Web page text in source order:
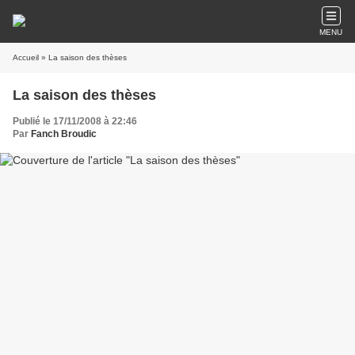
MENU
Accueil » La saison des thèses
La saison des thèses
Publié le 17/11/2008 à 22:46
Par Fanch Broudic